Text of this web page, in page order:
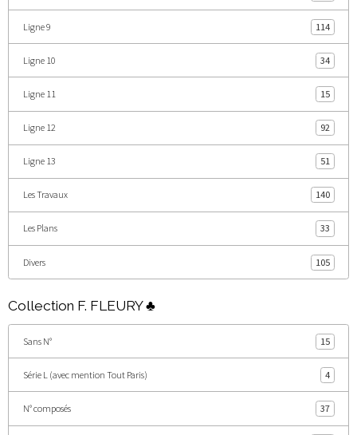
Ligne 9 114
Ligne 10 34
Ligne 11 15
Ligne 12 92
Ligne 13 51
Les Travaux 140
Les Plans 33
Divers 105
Collection F. FLEURY ♣
Sans N° 15
Série L (avec mention Tout Paris) 4
N° composés 37